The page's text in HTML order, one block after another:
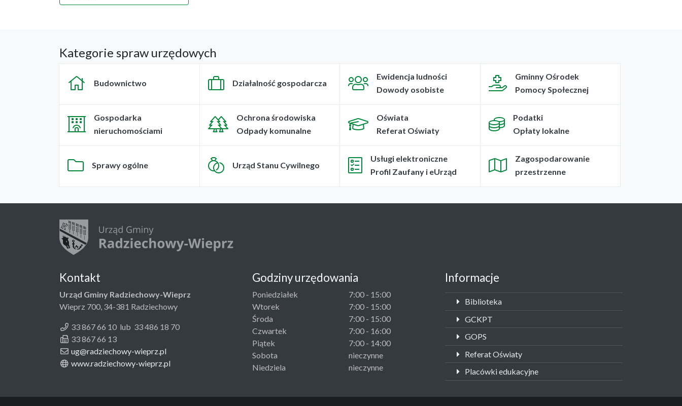
Kategorie spraw urzędowych
Budownictwo Działalność gospodarcza
Ewidencja ludności
Dowody osobiste
Gminny Ośrodek
Pomocy Społecznej
Gospodarka
nieruchomościami
Ochrona środowiska
Odpady komunalne
Oświata
Referat Oświaty
Podatki
Opłaty lokalne
Sprawy ogólne Urząd Stanu Cywilnego
Usługi elektroniczne
Profil Zaufany i eUrząd
Zagospodarowanie
przestrzenne
Kontakt
Urząd Gminy Radziechowy-Wieprz
Wieprz 700, 34-381 Radziechowy
33 867 66 10 lub 33 486 18 70
33 867 66 13
ug@radziechowy-wieprz.pl
www.radziechowy-wieprz.pl
Godziny urzędowania
Poniedziałek
7:00 - 15:00
Wtorek
7:00 - 15:00
Środa
7:00 - 15:00
Czwartek
7:00 - 16:00
Piątek
7:00 - 14:00
Sobota
nieczynne
Niedziela
nieczynne
Informacje
Biblioteka
GCKPT
GOPS
Referat Oświaty
Placówki edukacyjne